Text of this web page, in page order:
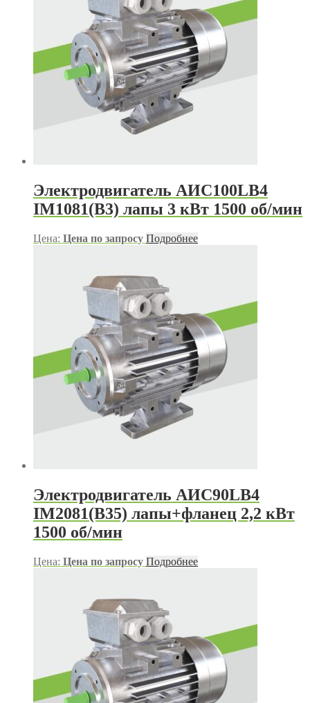
Электродвигатель АИС100LB4
IM1081(B3) лапы 3 кВт 1500 об/мин
Цена: Цена по запросу Подробнее
Электродвигатель АИС90LB4
IM2081(B35) лапы+фланец 2,2 кВт
1500 об/мин
Цена: Цена по запросу Подробнее